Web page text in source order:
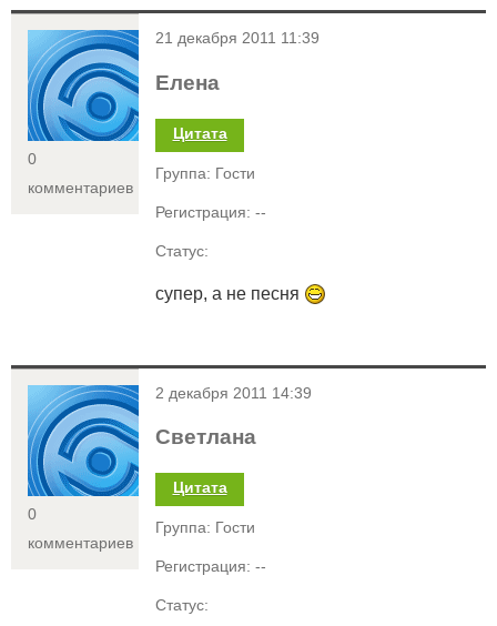
<
0
комментариев
21 декабря 2011 11:39
Елена
Цитата
Группа: Гости
Регистрация: --
Статус:
супер, а не песня
<
0
комментариев
2 декабря 2011 14:39
Светлана
Цитата
Группа: Гости
Регистрация: --
Статус: